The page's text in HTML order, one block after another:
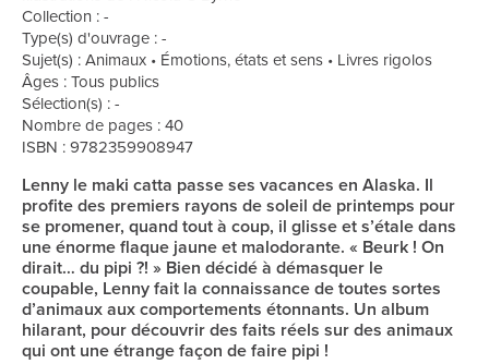
Collection : -
Type(s) d'ouvrage : -
Sujet(s) : Animaux • Émotions, états et sens • Livres rigolos
Âges : Tous publics
Sélection(s) : -
Nombre de pages : 40
ISBN : 9782359908947
Lenny le maki catta passe ses vacances en Alaska. Il
profite des premiers rayons de soleil de printemps pour
se promener, quand tout à coup, il glisse et s’étale dans
une énorme flaque jaune et malodorante. « Beurk ! On
dirait… du pipi ?! » Bien décidé à démasquer le
coupable, Lenny fait la connaissance de toutes sortes
d’animaux aux comportements étonnants. Un album
hilarant, pour découvrir des faits réels sur des animaux
qui ont une étrange façon de faire pipi !